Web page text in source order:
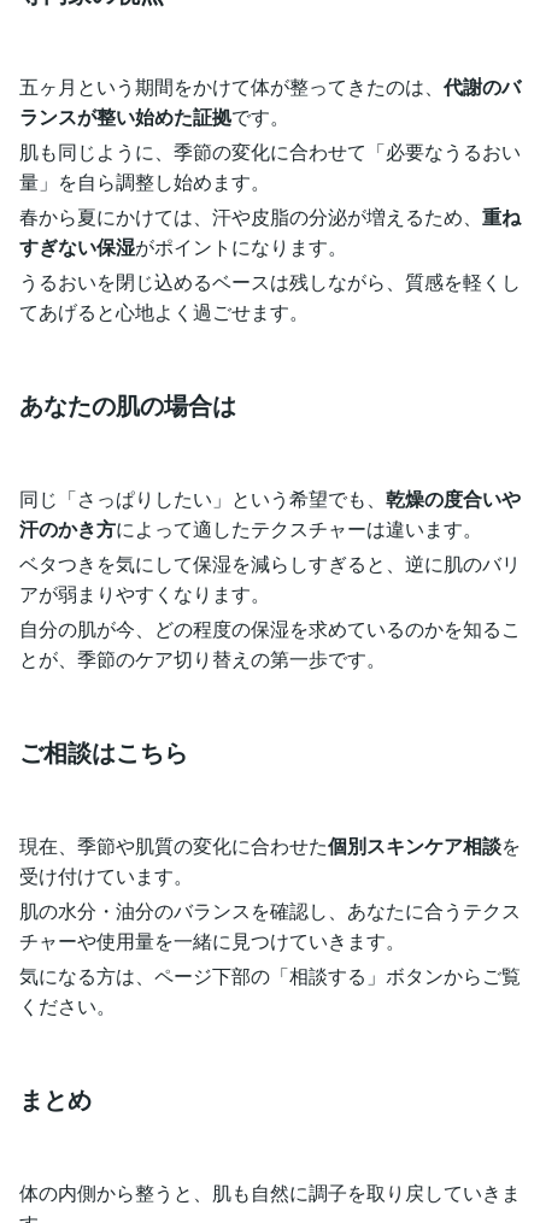
五ヶ月という期間をかけて体が整ってきたのは、 代謝のバ
ランスが整い始めた証拠です。
肌も同じように、季節の変化に合わせて「必要なうるおい
量」を自ら調整し始めます。
春から夏にかけては、汗や皮脂の分泌が増えるため、 重ね
すぎない保湿がポイントになります。
うるおいを閉じ込めるベースは残しながら、質感を軽くし
てあげると心地よく過ごせます。
あなたの肌の場合は
同じ「さっぱりしたい」という希望でも、 乾燥の度合いや
汗のかき方によって適したテクスチャーは違います。
ベタつきを気にして保湿を減らしすぎると、逆に肌のバリ
アが弱まりやすくなります。
自分の肌が今、どの程度の保湿を求めているのかを知るこ
とが、季節のケア切り替えの第一歩です。
ご相談はこちら
現在、季節や肌質の変化に合わせた個別スキンケア相談を
受け付けています。
肌の水分・油分のバランスを確認し、あなたに合うテクス
チャーや使用量を一緒に見つけていきます。
気になる方は、ページ下部の「相談する」ボタンからご覧
ください。
まとめ
体の内側から整うと、肌も自然に調子を取り戻していきま